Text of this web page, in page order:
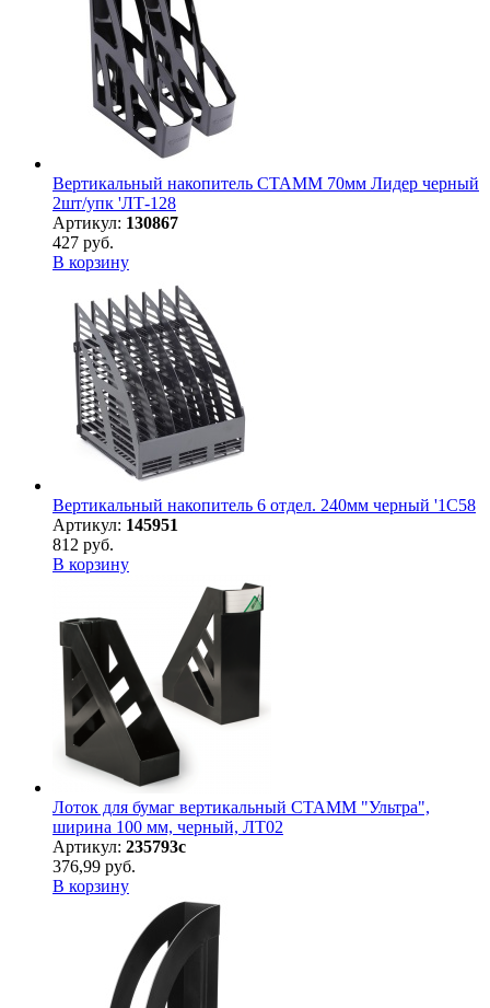
Вертикальный накопитель СТАММ 70мм Лидер черный
2шт/упк 'ЛТ-128
Артикул: 130867
427 руб.
В корзину
Вертикальный накопитель 6 отдел. 240мм черный '1C58
Артикул: 145951
812 руб.
В корзину
Лоток для бумаг вертикальный СТАММ "Ультра",
ширина 100 мм, черный, ЛТ02
Артикул: 235793с
376,99 руб.
В корзину